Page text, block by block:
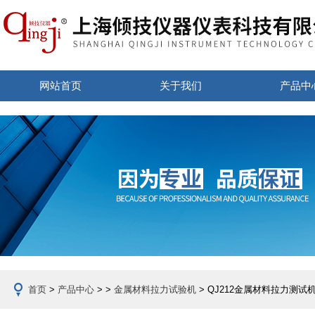
网站首页 关于我们 产品中
首页 > 产品中心 > > 金属材料拉力试验机 > QJ212金属材料拉力测试